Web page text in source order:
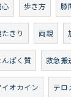
歩き方 膝
きり 両親
んぱく質 救急搬
イオカイン テロ